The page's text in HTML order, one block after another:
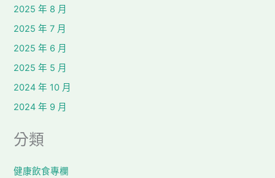
2025 年 8 月
2025 年 7 月
2025 年 6 月
2025 年 5 月
2024 年 10 月
2024 年 9 月
分類
健康飲食專欄